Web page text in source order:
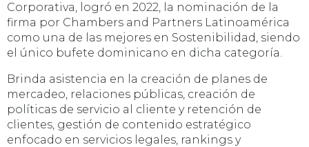
Corporativa, logró en 2022, la nominación de la
firma por Chambers and Partners Latinoamérica
como una de las mejores en Sostenibilidad, siendo
el único bufete dominicano en dicha categoría.
Brinda asistencia en la creación de planes de
mercadeo, relaciones públicas, creación de
políticas de servicio al cliente y retención de
clientes, gestión de contenido estratégico
enfocado en servicios legales, rankings y